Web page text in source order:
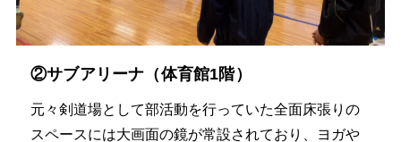
②サブアリーナ（体育館1階）
元々剣道場として部活動を行っていた全面床張りの
スペースには大画面の鏡が常設されており、ヨガや